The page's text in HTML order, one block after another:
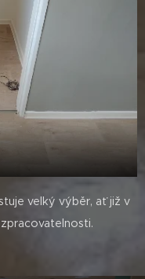
velký výběr, ať již v